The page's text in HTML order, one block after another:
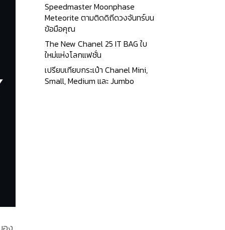
Speedmaster Moonphase
Meteorite ตามติดดิถีดวงจันทร์บน
ข้อมือคุณ
The New Chanel 25 IT BAG ใบ
ใหม่แห่งโลกแฟชั่น
เปรียบเทียบกระเป๋า Chanel Mini,
Small, Medium และ Jumbo